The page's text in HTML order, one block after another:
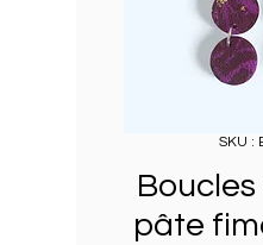
SKU :
Boucles
pâte